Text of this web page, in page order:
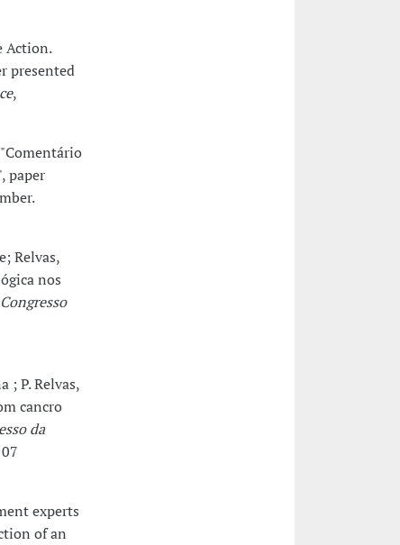
Action.
presented
,
paper
Relvas,
nos
Congresso
; P. Relvas,
cancro
da
experts
of an